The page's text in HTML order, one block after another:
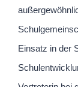
Einsatz in der